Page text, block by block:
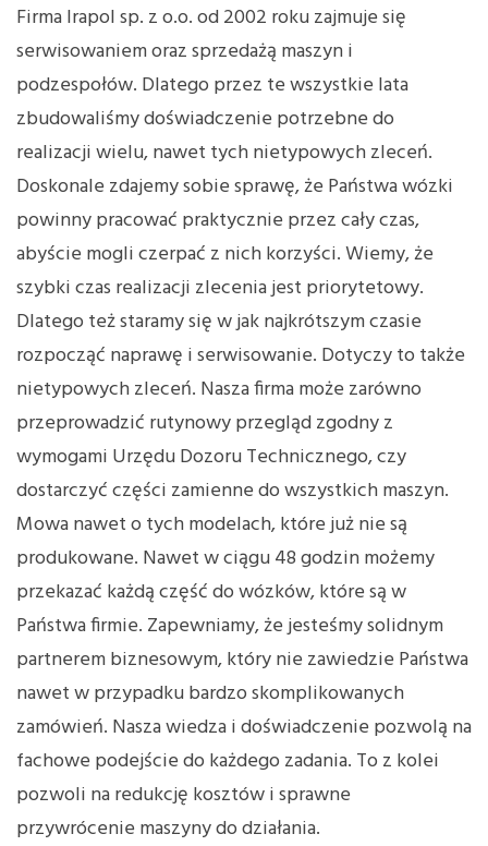
Firma Irapol sp. z o.o. od 2002 roku zajmuje się
serwisowaniem oraz sprzedażą maszyn i
podzespołów. Dlatego przez te wszystkie lata
zbudowaliśmy doświadczenie potrzebne do
realizacji wielu, nawet tych nietypowych zleceń.
Doskonale zdajemy sobie sprawę, że Państwa wózki
powinny pracować praktycznie przez cały czas,
abyście mogli czerpać z nich korzyści. Wiemy, że
szybki czas realizacji zlecenia jest priorytetowy.
Dlatego też staramy się w jak najkrótszym czasie
rozpocząć naprawę i serwisowanie. Dotyczy to także
nietypowych zleceń. Nasza firma może zarówno
przeprowadzić rutynowy przegląd zgodny z
wymogami Urzędu Dozoru Technicznego, czy
dostarczyć części zamienne do wszystkich maszyn.
Mowa nawet o tych modelach, które już nie są
produkowane. Nawet w ciągu 48 godzin możemy
przekazać każdą część do wózków, które są w
Państwa firmie. Zapewniamy, że jesteśmy solidnym
partnerem biznesowym, który nie zawiedzie Państwa
nawet w przypadku bardzo skomplikowanych
zamówień. Nasza wiedza i doświadczenie pozwolą na
fachowe podejście do każdego zadania. To z kolei
pozwoli na redukcję kosztów i sprawne
przywrócenie maszyny do działania.